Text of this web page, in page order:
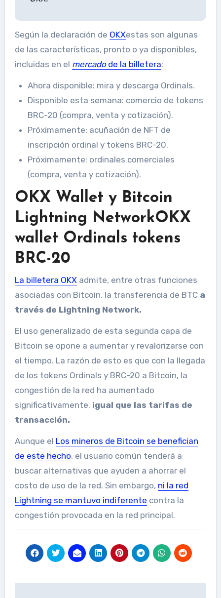
Según la declaración de OKXestas son algunas
de las características, pronto o ya disponibles,
incluidas en el mercado de la billetera:
Ahora disponible: mira y descarga Ordinals.
Disponible esta semana: comercio de tokens
BRC-20 (compra, venta y cotización).
Próximamente: acuñación de NFT de
inscripción ordinal y tokens BRC-20.
Próximamente: ordinales comerciales
(compra, venta y cotización).
OKX Wallet y Bitcoin
Lightning NetworkOKX
wallet Ordinals tokens
BRC-20
La billetera OKX admite, entre otras funciones
asociadas con Bitcoin, la transferencia de BTCa
través de Lightning Network.
El uso generalizado de esta segunda capa de
Bitcoin se opone a aumentar y revalorizarse con
el tiempo. La razón de esto es que con la llegada
de los tokens Ordinals y BRC-20 a Bitcoin, la
congestión de la red ha aumentado
significativamente. igual que las tarifas de
transacción.
Aunque el Los mineros de Bitcoin se benefician
de este hecho, el usuario común tenderá a
buscar alternativas que ayuden a ahorrar el
costo de uso de la red. Sin embargo, ni la red
Lightning se mantuvo indiferente contra la
congestión provocada en la red principal.